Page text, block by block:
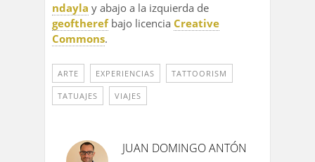
ndayla y abajo a la izquierda de
geoftherefbajo licencia Creative
Commons.
ARTE EXPERIENCIAS TATTOORISM
TATUAJES VIAJES
JUAN DOMINGO ANTÓN